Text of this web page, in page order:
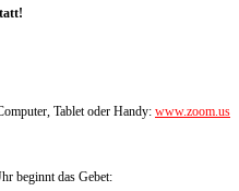
Tablet oder Handy: www.zoom.us
beginnt das Gebet: